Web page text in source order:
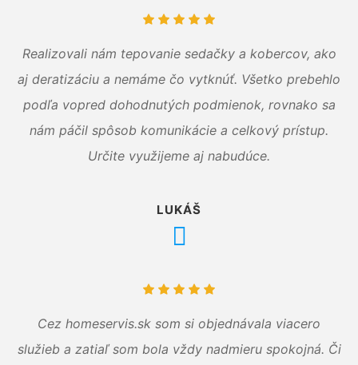
Realizovali nám tepovanie sedačky a kobercov, ako
aj deratizáciu a nemáme čo vytknúť. Všetko prebehlo
podľa vopred dohodnutých podmienok, rovnako sa
nám páčil spôsob komunikácie a celkový prístup.
Určite využijeme aj nabudúce.
LUKÁŠ
Cez homeservis.sk som si objednávala viacero
služieb a zatiaľ som bola vždy nadmieru spokojná. Či